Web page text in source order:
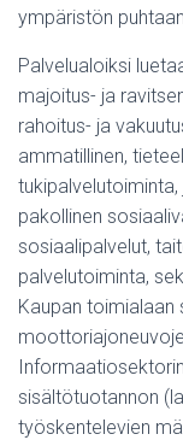
ympäristön
Palvelualoiksi
majoitus- ja
rahoitus- ja
ammatillinen,
tukipalvelutoiminta,
pakollinen
sosiaalipalvelut,
palvelutoiminta,
Kaupan toimialaan
sisältötuotannon
työskentelevien